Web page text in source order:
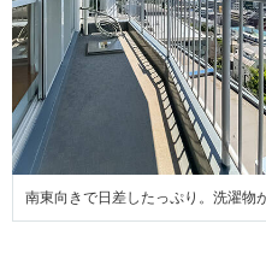
南東向きで日差したっぷり。洗濯物